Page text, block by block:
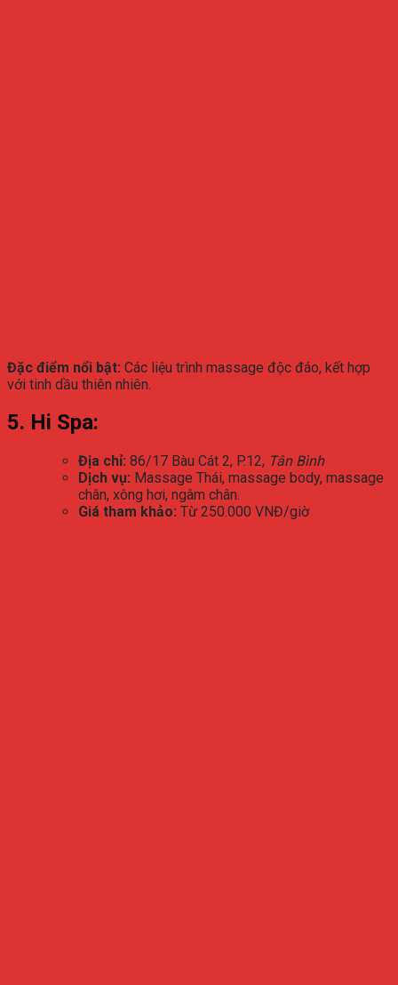
Đặc điểm nổi bật: Các liệu trình massage độc đáo, kết hợp
với tinh dầu thiên nhiên.
5. Hi Spa:
Địa chỉ: 86/17 Bàu Cát 2, P.12, Tân Bình
Dịch vụ: Massage Thái, massage body, massage
chân, xông hơi, ngâm chân.
Giá tham khảo: Từ 250.000 VNĐ/giờ